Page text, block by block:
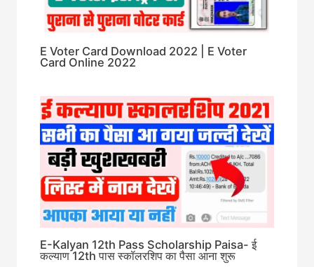
E Voter Card Download 2022 | E Voter
Card Online 2022
E-Kalyan 12th Pass Scholarship Paisa- ई
कल्याण 12th पास स्कॉलरशिप का पैसा आना शुरू